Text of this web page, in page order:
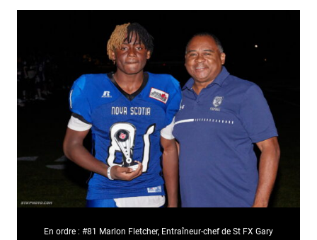
En ordre : #81 Marlon Fletcher, Entraîneur-chef de St FX Gary